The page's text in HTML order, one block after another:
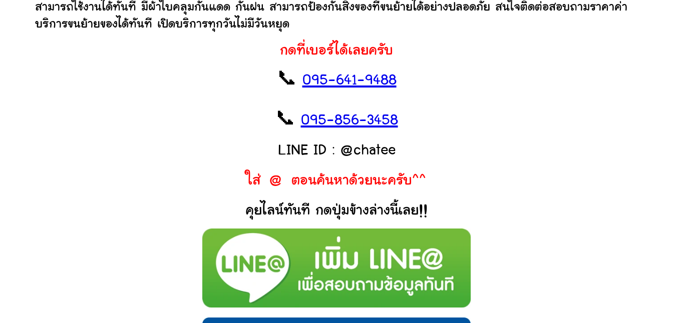
สามารถใช้งานได้ทันที มีผ้าใบคลุมกันแดด กันฝน สามารถป้องกันสิ่งของที่ขนย้ายได้อย่างปลอดภัย สนใจติดต่อสอบถามราคาค่า
บริการขนย้ายของได้ทันที เปิดบริการทุกวันไม่มีวันหยุด
กดที่เบอร์ได้เลยครับ
📞 095-641-9488
📞 095-856-3458
LINE ID : @chatee
ใส่ @ ตอนค้นหาด้วยนะครับ^^
คุยไลน์ทันที กดปุ่มข้างล่างนี้เลย!!